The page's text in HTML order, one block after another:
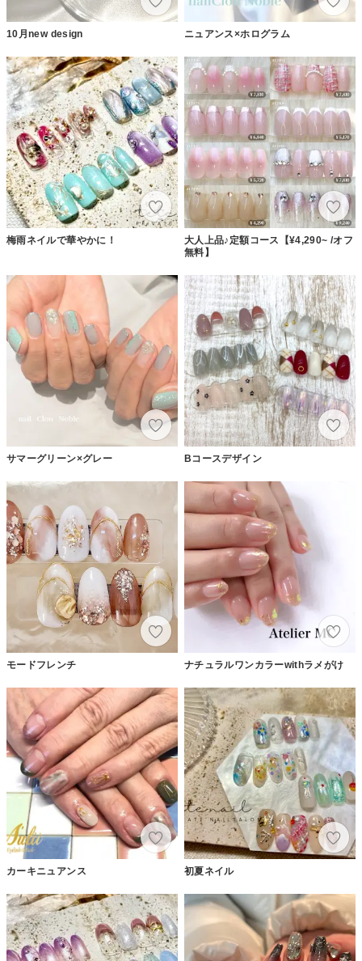
10月new design ニュアンス×ホログラム
梅雨ネイルで華やかに！
大人上品♪定額コース【¥4,290~ /オフ
無料】
サマーグリーン×グレー Bコースデザイン
モードフレンチ ナチュラルワンカラーwithラメがけ
カーキニュアンス 初夏ネイル